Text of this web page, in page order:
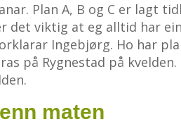
Plan A, B og C er lagt
det viktig at eg alltid har
Ingebjørg. Ho har
på Rygnestad på
maten